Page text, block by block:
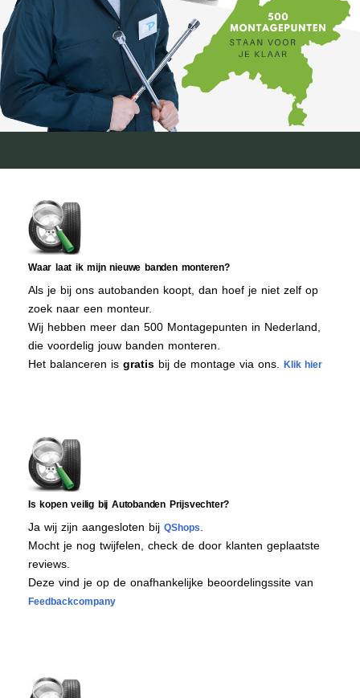
Waar laat ik mijn nieuwe banden monteren?
Als je bij ons autobanden koopt, dan hoef je niet zelf op
zoek naar een monteur.
Wij hebben meer dan 500 Montagepunten in Nederland,
die voordelig jouw banden monteren.
Het balanceren is gratis bij de montage via ons. Klik hier
Is kopen veilig bij Autobanden Prijsvechter?
Ja wij zijn aangesloten bij QShops
Mocht je nog twijfelen, check de door klanten geplaatste
reviews.
Deze vind je op de onafhankelijke beoordelingssite van
Feedbackcompany